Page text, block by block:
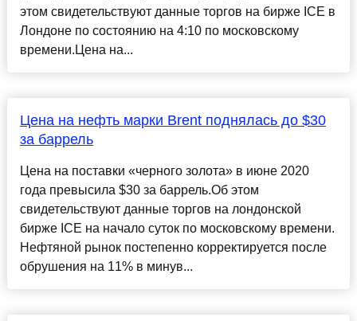
этом свидетельствуют данные торгов на бирже ICE в
Лондоне по состоянию на 4:10 по московскому
времени.Цена на...
Цена на нефть марки Brent поднялась до $30
за баррель
Цена на поставки «черного золота» в июне 2020
года превысила $30 за баррель.Об этом
свидетельствуют данные торгов на лондонской
бирже ICE на начало суток по московскому времени.
Нефтяной рынок постепенно корректируется после
обрушения на 11% в минув...